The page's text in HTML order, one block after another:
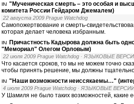
"Мученическая смерть – это особая и
комитета России Гейдаром Джемалем)
22 августа 2009 Prague Watchdog
Самопожертвование и смерть-
которая делает человека избранным.
Причастность Кадырова должна быть
"Мемориал" Олегом Орловым)
22 июля 2009 Prague Watchdog · ЯЗЫКОВЫЕ
Что касается сроков, то мы не можем точно
чтобы принять решение, мы должны
"Наши возможности неиссякаемы…"
4 июля 2009 Prague Watchdog · ЯЗЫКОВЫЕ
У Шамиля не было таких возможностей, какие